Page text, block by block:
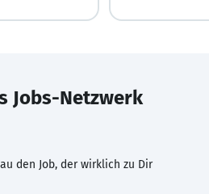
Jobs-Netzwerk
den Job, der wirklich zu Dir